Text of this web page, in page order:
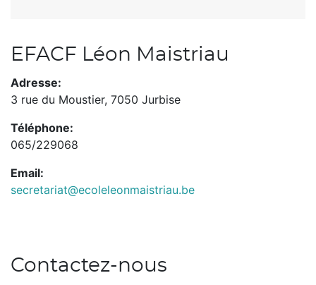
EFACF Léon Maistriau
Adresse:
3 rue du Moustier, 7050 Jurbise
Téléphone:
065/229068
Email:
secretariat@ecoleleonmaistriau.be
Contactez-nous